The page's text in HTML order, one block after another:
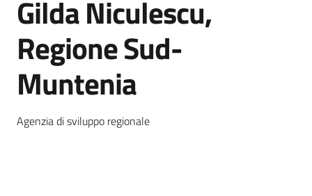
Programmi
e
strategie
Gilda Niculescu,
Regione Sud-
Muntenia
Agenzia di sviluppo regionale